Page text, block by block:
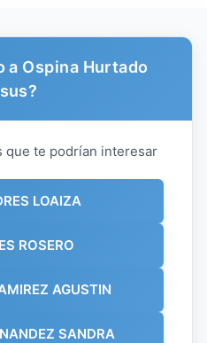
a Ospina Hurtado
que te podrían interesar
LOAIZA
ROSERO
AGUSTIN
SANDRA